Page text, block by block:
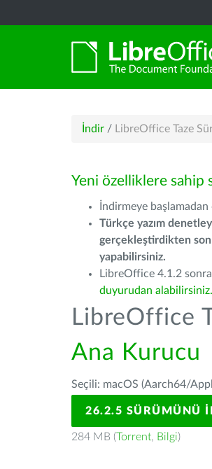
İndir / LibreOffice Taze
Yeni özelliklere sahip
İndirmeye
Türkçe yazım
gerçekleştirdikten
yapabilirsiniz.
LibreOffice 4.1.2
duyurudan alabilirsiniz.
LibreOffice
Ana Kurucu
Seçili: macOS (Aarch64/
26.2.5 SÜRÜMÜNÜ
284 MB (Torrent, Bilgi)